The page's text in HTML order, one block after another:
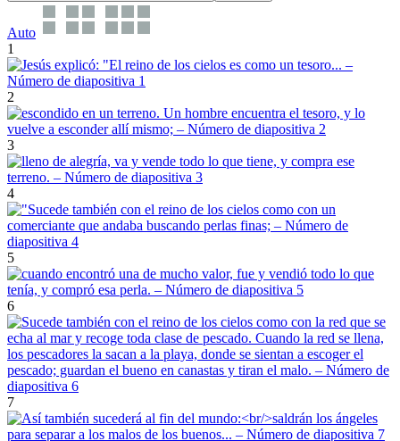
Auto
1
2
3
4
5
6
7